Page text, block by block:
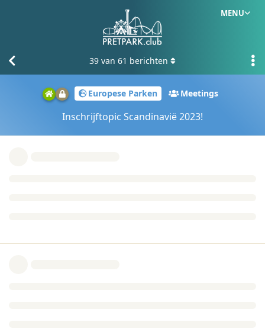
MENU
Europese Parken Meetings
Inschrijftopic Scandinavië 2023!
39 van 61 berichten